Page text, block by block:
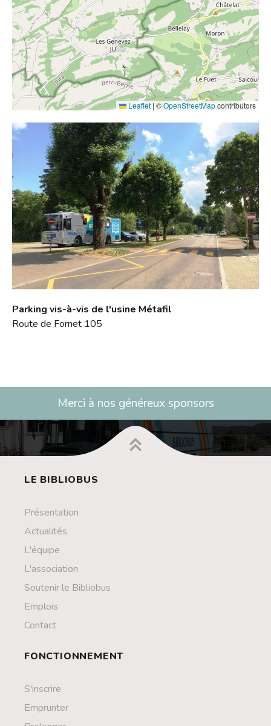
Leaflet | ©OpenStreetMapcontributors
Parking vis-à-vis de l'usine Métafil
Route de Fornet 105
Merci à nos généreux sponsors
LE BIBLIOBUS
Présentation
Actualités
L'équipe
L'association
Soutenir le Bibliobus
Emplois
Contact
FONCTIONNEMENT
S'inscrire
Emprunter